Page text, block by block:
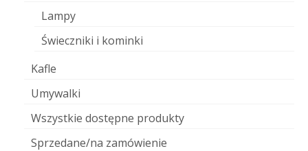
Lampy
Świeczniki i kominki
Kafle
Umywalki
Wszystkie dostępne produkty
Sprzedane/na zamówienie